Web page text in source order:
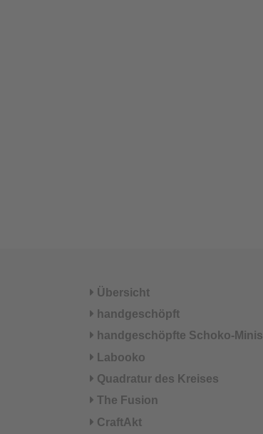
Übersicht
handgeschöpft
handgeschöpfte Schoko-Minis
Labooko
Quadratur des Kreises
The Fusion
CraftAkt